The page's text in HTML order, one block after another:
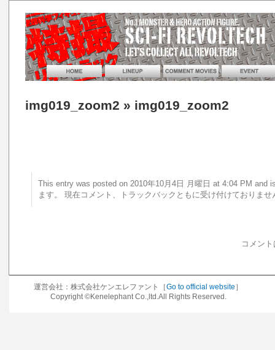
img019_zoom2 » img019_zoom2
This entry was posted on 2010年10月4日 月曜日 at 4:04 PM
ます。 現在コメント、トラックバックともに受け付けておりませ
コメン
運営会社：株式会社ケンエレファント［Go to official website ］
Copyright ©Kenelephant Co.,ltd.All Rights Reserved.